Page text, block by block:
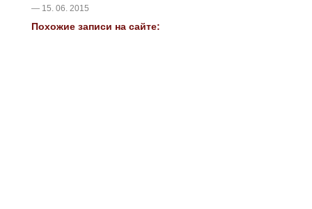
— 15. 06. 2015
Похожие записи на сайте: